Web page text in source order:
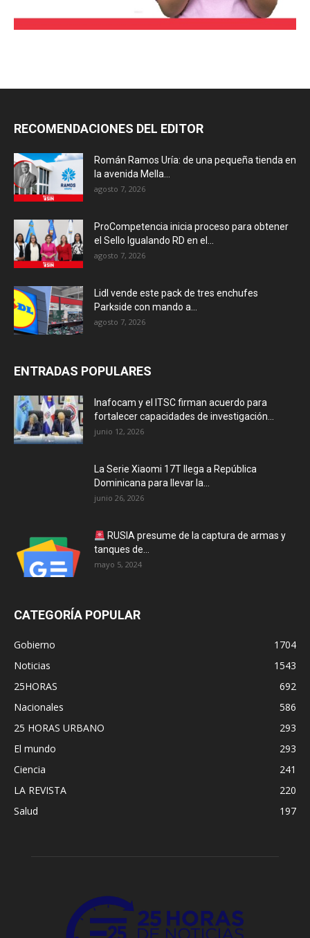
RECOMENDACIONES DEL EDITOR
Román Ramos Uría: de una pequeña tienda en
la avenida Mella...
agosto 7, 2026
ProCompetencia inicia proceso para obtener
el Sello Igualando RD en el...
agosto 7, 2026
Lidl vende este pack de tres enchufes
Parkside con mando a...
agosto 7, 2026
ENTRADAS POPULARES
Inafocam y el ITSC firman acuerdo para
fortalecer capacidades de investigación...
junio 12, 2026
La Serie Xiaomi 17T llega a República
Dominicana para llevar la...
junio 26, 2026
RUSIA presume de la captura de armas y
tanques de...
mayo 5, 2024
CATEGORÍA POPULAR
Gobierno
1704
Noticias
1543
25HORAS
692
Nacionales
586
25 HORAS URBANO
293
El mundo
293
Ciencia
241
LA REVISTA
220
Salud
197